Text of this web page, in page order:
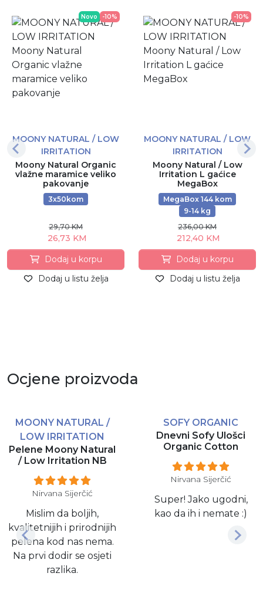
Novo -10%
MOONY NATURAL / LOW
IRRITATION
Moony Natural Organic
vlažne maramice veliko
pakovanje
3x50kom
29,70 KM
26,73 KM
Dodaj u korpu
Dodaj u listu želja
-10%
MOONY NATURAL / LOW
IRRITATION
Moony Natural / Low
Irritation L gaćice
MegaBox
MegaBox 144 kom
9-14 kg
236,00 KM
212,40 KM
Dodaj u korpu
Dodaj u listu želja
Ocjene proizvoda
MOONY NATURAL /
LOW IRRITATION
Pelene Moony Natural
/ Low Irritation NB
Nirvana Sijerčić
Mislim da boljih,
kvalitetnijih i prirodnijih
pelena kod nas nema.
Na prvi dodir se osjeti
razlika.
SOFY ORGANIC
Dnevni Sofy Ulošci
Organic Cotton
Nirvana Sijerčić
Super! Jako ugodni,
kao da ih i nemate :)